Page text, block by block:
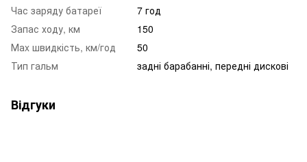
Час заряду батареї
7 год
Запас ходу, км
150
Маx швидкість, км/год
50
Тип гальм
задні барабанні, передні дискові
Відгуки